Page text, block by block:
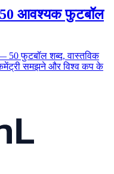
50 आवश्यक फुटबॉल
50 फुटबॉल शब्द, वास्तविक
समझने और विश्व कप के